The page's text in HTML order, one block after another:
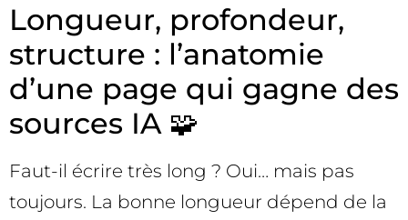
Longueur, profondeur,
structure : l’anatomie
d’une page qui gagne des
sources IA 🧩
Faut-il écrire très long ? Oui… mais pas
toujours. La bonne longueur dépend de la